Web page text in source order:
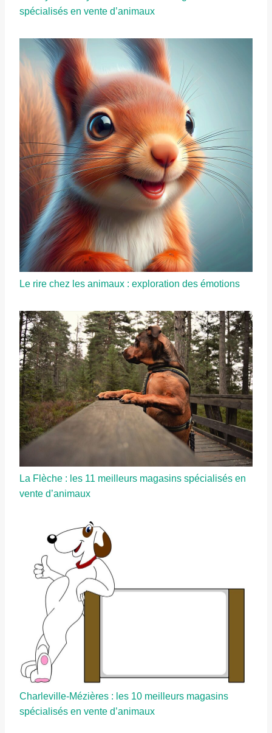
spécialisés en vente d’animaux
Le rire chez les animaux : exploration des émotions
La Flèche : les 11 meilleurs magasins spécialisés en
vente d’animaux
Charleville-Mézières : les 10 meilleurs magasins
spécialisés en vente d’animaux